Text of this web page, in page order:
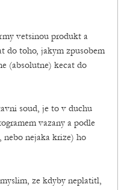
vetsinou produkt a
do toho, jakym zpusobem
(absolutne) kecat do
soud, je to v duchu
vazany a podle
nebo nejaka krize) ho
ze kdyby neplatitl,